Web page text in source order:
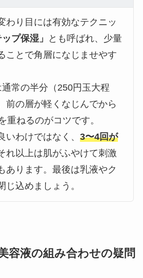
わり目には有効なテクニッ
ップ保湿」
とも呼ばれ、少量
ことで角層になじませやす
常の半分（250円玉大程
前の層が軽くなじんでから
重ねるのがコツです。
いわけではなく、 3〜4回が
れ以上は肌がふやけて刺激
あります。最後は乳液やク
じ込めましょう。
容液の組み合わせの疑問